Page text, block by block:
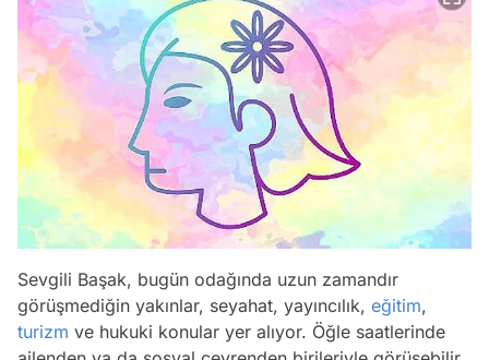
Sevgili Başak, bugün odağında uzun zamandır
görüşmediğin yakınlar, seyahat, yayıncılık, eğitim,
turizm ve hukuki konular yer alıyor. Öğle saatlerinde